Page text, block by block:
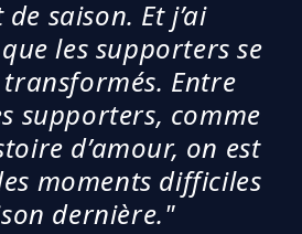
saison. Et j’ai
les supporters se
Entre
supporters, comme
d’amour, on est
moments difficiles
dernière."